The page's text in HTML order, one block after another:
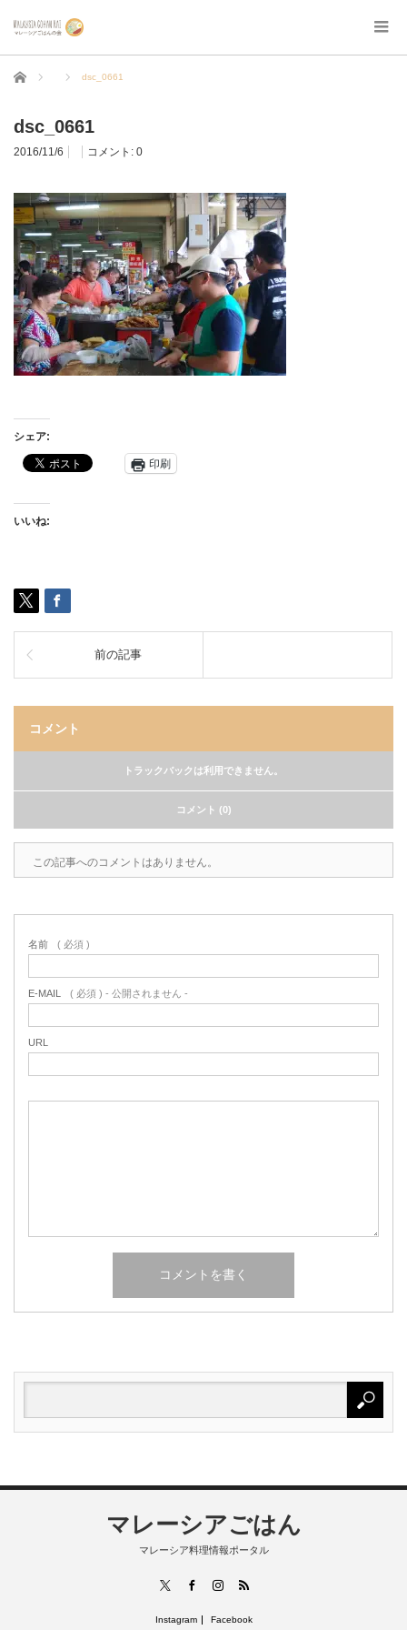
ホーム dsc_0661
dsc_0661
2016/11/6 コメント: 0
シェア:
印刷
いいね:
前の記事
コメント
トラックバックは利用できません。
コメント (0)
この記事へのコメントはありません。
名前 ( 必須 )
E-MAIL ( 必須 ) - 公開されません -
URL
マレーシアごはん
マレーシア料理情報ポータル
FacebookInstagram
RSS
Instagram Facebook